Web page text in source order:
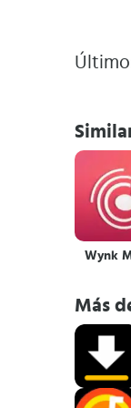
Wynk
Más